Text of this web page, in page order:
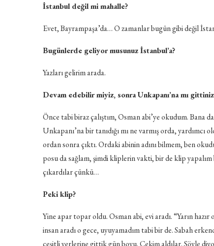
İstanbul değil mi mahalle?
Evet, Bayrampaşa’da… O zamanlar bugün gibi değil
Bugünlerde geliyor musunuz İstanbul’a?
Yazları gelirim arada.
Devam edebilir miyiz, sonra Unkapanı’na mı
Önce tabi biraz çalıştım, Osman abi’ye okudum. Bana
Unkapanı’na bir tanıdığı mı ne varmış orda,
ordan sonra çıktı. Ordaki abinin adını bilmem, ben
posu da sağlam, şimdi kliplerin vakti, bir de klip
çıkardılar çünkü…
Peki klip?
Yine apar topar oldu. Osman abi, evi aradı. “Yarın
insan aradı o gece, uyuyamadım tabi bir de. Sabah
çeşitli yerlerine gittik gün boyu. Çekim aldılar. Söyle